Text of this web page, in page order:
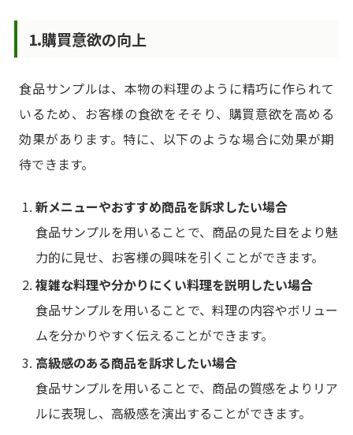
1.購買意欲の向上
食品サンプルは、本物の料理のように精巧に作られて
いるため、お客様の食欲をそそり、購買意欲を高める
効果があります。特に、以下のような場合に効果が期
待できます。
新メニューやおすすめ商品を訴求したい場合
食品サンプルを用いることで、商品の見た目をより魅
力的に見せ、お客様の興味を引くことができます。
複雑な料理や分かりにくい料理を説明したい場合
食品サンプルを用いることで、料理の内容やボリュー
ムを分かりやすく伝えることができます。
高級感のある商品を訴求したい場合
食品サンプルを用いることで、商品の質感をよりリア
ルに表現し、高級感を演出することができます。